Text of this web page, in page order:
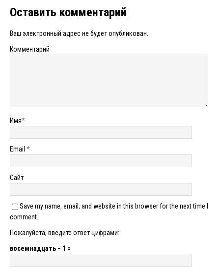
Оставить комментарий
Ваш электронный адрес не будет опубликован.
Комментарий
Имя*
Email *
Сайт
Save my name, email, and website in this browser for the next time I
comment.
Пожалуйста, введите ответ цифрами:
восемнадцать − 1 =